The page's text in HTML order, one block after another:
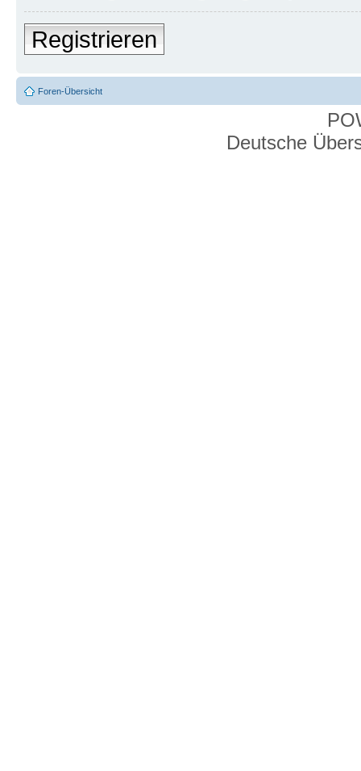
Registrieren
Foren-Übersicht
Deutsche